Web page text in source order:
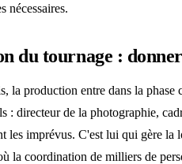
nécessaires.
du tournage :
la production entre dans la
: directeur de la photographie,
les imprévus. C'est lui qui gère la
la coordination de milliers de